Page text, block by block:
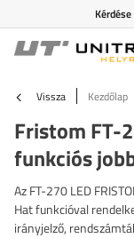
Vissza Kezdőlap
Fristom FT-
funkciós
Az FT-270 LED
Hat funkcióval
irányjelző,